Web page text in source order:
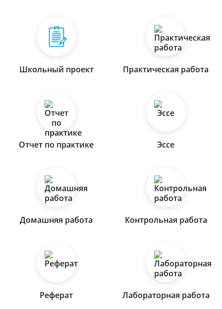
Школьный проект Практическая работа
Отчет по практике Эссе
Домашняя работа Контрольная работа
Реферат Лабораторная работа